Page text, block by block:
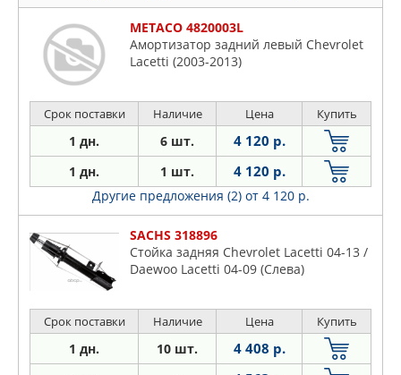
METACO 4820003L
Амортизатор задний левый Chevrolet
Lacetti (2003-2013)
Срок поставки Наличие Цена Купить
1 дн. 6 шт. 4 120 р.
1 дн. 1 шт. 4 120 р.
Другие предложения (2) от 4 120 р.
SACHS 318896
Стойка задняя Chevrolet Lacetti 04-13 /
Daewoo Lacetti 04-09 (Слева)
Срок поставки Наличие Цена Купить
1 дн. 10 шт. 4 408 р.